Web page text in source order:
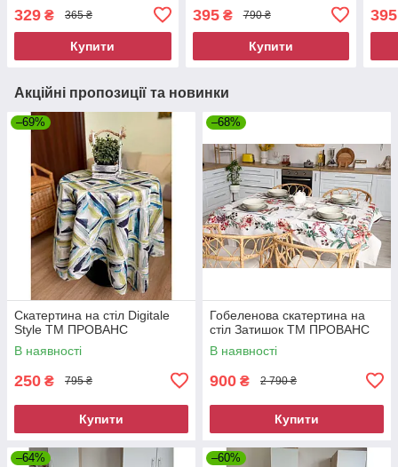
329 ₴ 365 ₴
Купити
395₴ 790 ₴
Купити
395
Акційні пропозиції та новинки
–69%
Скатертина на стіл Digitale
Style ТМ ПРОВАНС
В наявності
250 ₴ 795 ₴
Купити
–68%
Гобеленова скатертина на
стiл Затишок ТМ ПРОВАНС
В наявності
900 ₴ 2 790 ₴
Купити
–64% –60%